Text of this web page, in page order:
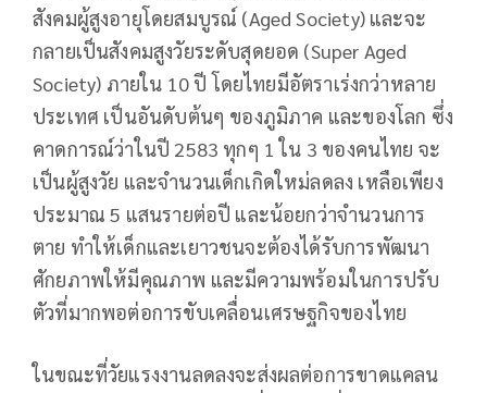
สังคมผู้สูงอายุโดยสมบูรณ์ (Aged Society) และจะ
กลายเป็นสังคมสูงวัยระดับสุดยอด (Super Aged
Society) ภายใน 10 ปี โดยไทยมีอัตราเร่งกว่าหลาย
ประเทศ เป็นอันดับต้นๆ ของภูมิภาค และของโลก ซึ่ง
คาดการณ์ว่าในปี 2583 ทุกๆ 1 ใน 3 ของคนไทย จะ
เป็นผู้สูงวัย และจำนวนเด็กเกิดใหม่ลดลง เหลือเพียง
ประมาณ 5 แสนรายต่อปี และน้อยกว่าจำนวนการ
ตาย ทำให้เด็กและเยาวชนจะต้องได้รับการพัฒนา
ศักยภาพให้มีคุณภาพ และมีความพร้อมในการปรับ
ตัวที่มากพอต่อการขับเคลื่อนเศรษฐกิจของไทย
ในขณะที่วัยแรงงานลดลงจะส่งผลต่อการขาดแคลน